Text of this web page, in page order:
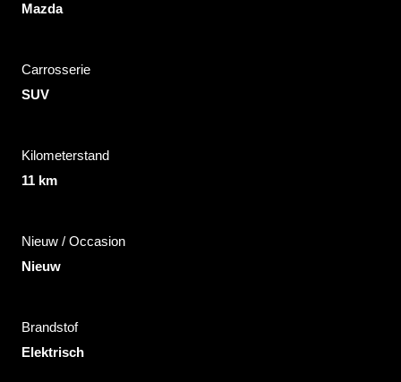
Mazda
Carrosserie
SUV
Kilometerstand
11 km
Nieuw / Occasion
Nieuw
Brandstof
Elektrisch